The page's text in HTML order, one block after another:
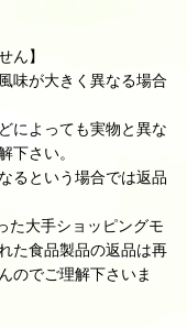
ん】
味が大きく異なる場合
によっても実物と異な
下さい。
るという場合では返品
た大手ショッピングモ
た食品製品の返品は再
のでご理解下さいま